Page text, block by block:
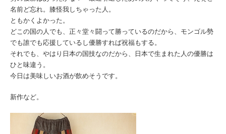
名前ど忘れ。膝怪我しちゃった人。
ともかくよかった。
どこの国の人でも、正々堂々闘って勝っているのだから、モンゴル勢
でも誰でも応援しているし優勝すれば祝福もする。
それでも、やはり日本の国技なのだから、日本で生まれた人の優勝は
ひと味違う。
今日は美味しいお酒が飲めそうです。
新作など。